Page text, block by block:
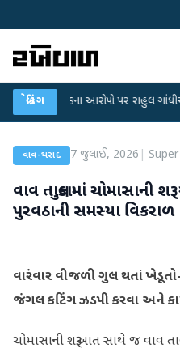
બ્રેકિંગ
લીકના આરોપો પર રાહુલ ગાંધીએ કેન્દ્ર પર
વાવ-થરાદ 7 જુલાઈ, 2026
વાવ તાલુકામાં
પુરવઠાની સમસ્યા વિકરાળ
વારંવાર વીજળી ગુલ થતાં
જંગલ કટિંગ ઝડપી કરવા અને
ચોમાસાની શરૂઆત સાથે જ વાવ